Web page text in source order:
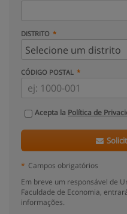
DISTRITO
CÓDIGO POSTAL
Acepta la Política de
* Campos obrigatórios
Em breve um responsável de
Faculdade de Economia,
informações.